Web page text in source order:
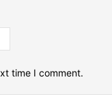
time I comment.